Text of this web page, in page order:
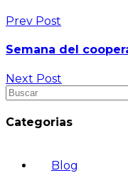
Prev Post
Semana del
Next Post
Categorias
Blog